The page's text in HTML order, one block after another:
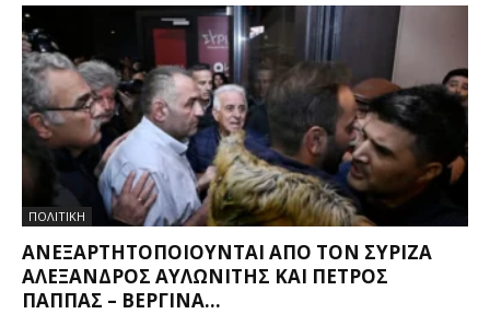
ΠΟΛΙΤΙΚΗ
ΑΝΕΞΑΡΤΗΤΟΠΟΙΟΎΝΤΑΙ ΑΠΌ ΤΟΝ ΣΥΡΙΖΑ
ΑΛΈΞΑΝΔΡΟΣ ΑΥΛΩΝΊΤΗΣ ΚΑΙ ΠΈΤΡΟΣ
ΠΑΠΠΆΣ – ΒΕΡΓΊΝΑ...